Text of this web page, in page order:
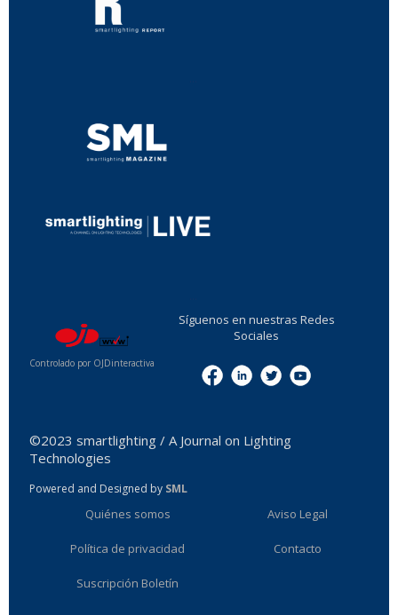
Controlado por OJDinteractiva
Síguenos en nuestras Redes
Sociales
©2023 smartlighting / A Journal on Lighting
Technologies
Powered and Designed by SML
Quiénes somos Aviso Legal
Política de privacidad Contacto
Suscripción Boletín